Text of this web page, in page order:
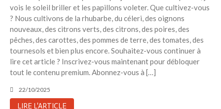
vois le soleil briller et les papillons voleter. Que cultivez-vous
? Nous cultivons de la rhubarbe, du céleri, des oignons
nouveaux, des citrons verts, des citrons, des poires, des
pêches, des carottes, des pommes de terre, des tomates, des
tournesols et bien plus encore. Souhaitez-vous continuer à
lire cet article ? Inscrivez-vous maintenant pour débloquer
tout le contenu premium. Abonnez-vous à […]
22/10/2025
LIRE L'ARTICLE